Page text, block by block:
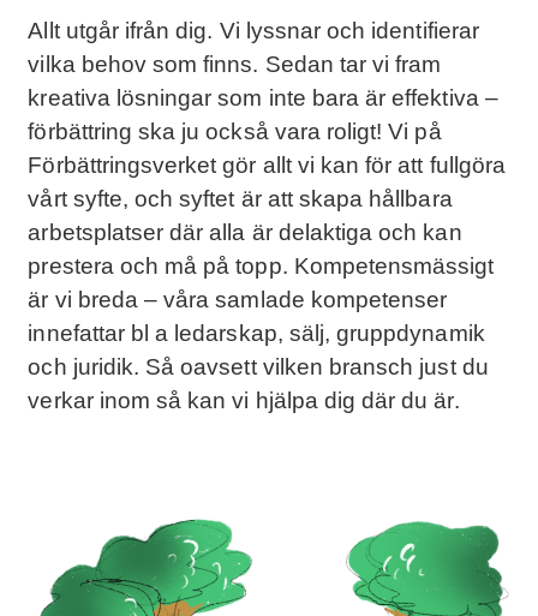
Allt utgår ifrån dig. Vi lyssnar och identifierar
vilka behov som finns. Sedan tar vi fram
kreativa lösningar som inte bara är effektiva –
förbättring ska ju också vara roligt! Vi på
Förbättringsverket gör allt vi kan för att fullgöra
vårt syfte, och syftet är att skapa hållbara
arbetsplatser där alla är delaktiga och kan
prestera och må på topp. Kompetensmässigt
är vi breda – våra samlade kompetenser
innefattar bl a ledarskap, sälj, gruppdynamik
och juridik. Så oavsett vilken bransch just du
verkar inom så kan vi hjälpa dig där du är.